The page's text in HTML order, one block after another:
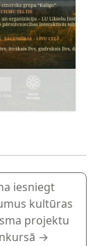
Uzzināt vairāk
iesniegt
kultūras
projektu
→